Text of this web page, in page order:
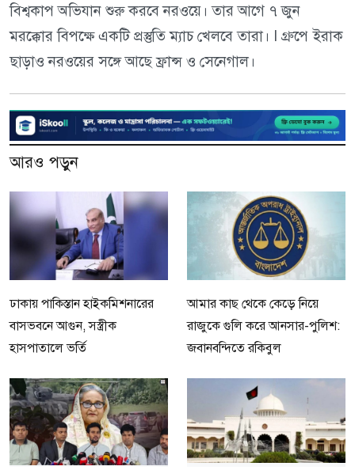
বিশ্বকাপ অভিযান শুরু করবে নরওয়ে। তার আগে ৭ জুন
মরক্কোর বিপক্ষে একটি প্রস্তুতি ম্যাচ খেলবে তারা। I গ্রুপে ইরাক
ছাড়াও নরওয়ের সঙ্গে আছে ফ্রান্স ও সেনেগাল।
আরও পড়ুন
ঢাকায় পাকিস্তান হাইকমিশনারের
বাসভবনে আগুন, সস্ত্রীক
হাসপাতালে ভর্তি
আমার কাছ থেকে কেড়ে নিয়ে
রাজুকে গুলি করে আনসার-পুলিশ:
জবানবন্দিতে রকিবুল